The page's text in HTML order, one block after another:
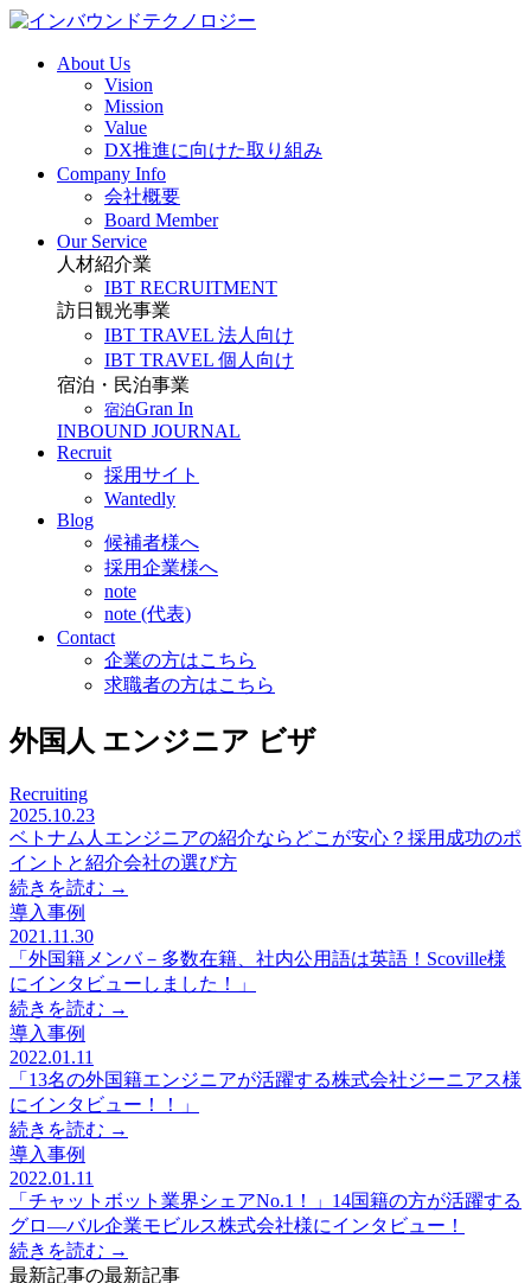
About Us
Vision
Mission
Value
DX推進に向けた取り組み
Company Info
会社概要
Board Member
Our Service
人材紹介業
IBT RECRUITMENT
訪日観光事業
IBT TRAVEL 法人向け
IBT TRAVEL 個人向け
宿泊・民泊事業
宿泊Gran In
INBOUND JOURNAL
Recruit
採用サイト
Wantedly
Blog
候補者様へ
採用企業様へ
note
note (代表)
Contact
企業の方はこちら
求職者の方はこちら
外国人 エンジニア ビザ
Recruiting
2025.10.23
ベトナム人エンジニアの紹介ならどこが安心？採用成功のポ
イントと紹介会社の選び方
続きを読む →
導入事例
2021.11.30
「外国籍メンバ－多数在籍、社内公用語は英語！Scoville様
にインタビューしました！」
続きを読む →
導入事例
2022.01.11
「13名の外国籍エンジニアが活躍する株式会社ジーニアス様
にインタビュー！！」
続きを読む →
導入事例
2022.01.11
「チャットボット業界シェアNo.1！」14国籍の方が活躍する
グロ―バル企業モビルス株式会社様にインタビュー！
続きを読む →
最新記事の最新記事